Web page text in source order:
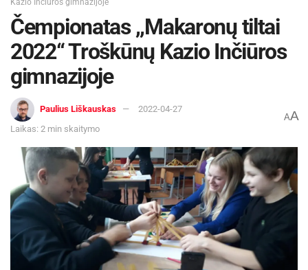
Čempionatas ,,Makaronų tiltai
2022“ Troškūnų Kazio Inčiūros
gimnazijoje
Paulius Liškauskas
2022-04-27
Laikas: 2 min skaitymo
AA